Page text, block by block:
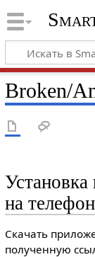
Broken/
Установка
на
Скачать
полученную